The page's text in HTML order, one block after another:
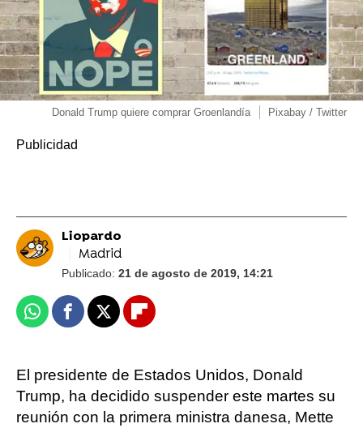
Donald Trump quiere comprar Groenlandía Pixabay / Twitter
Liopardo
Madrid
Publicado: 21 de agosto de 2019, 14:21
WhatsappFacebook
X Flipboard
El presidente de Estados Unidos, Donald
Trump, ha decidido suspender este martes su
reunión con la primera ministra danesa, Mette